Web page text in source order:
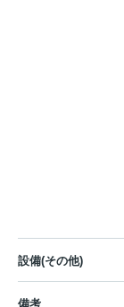
設備(その他)
備考